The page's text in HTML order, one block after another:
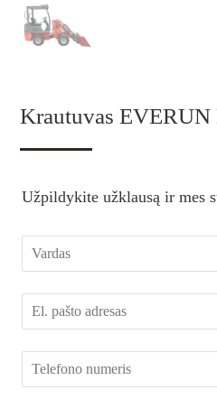
Krautuvas EVERUN
Užpildykite užklausą ir mes